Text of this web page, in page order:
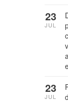
23
JUL
23
JUL